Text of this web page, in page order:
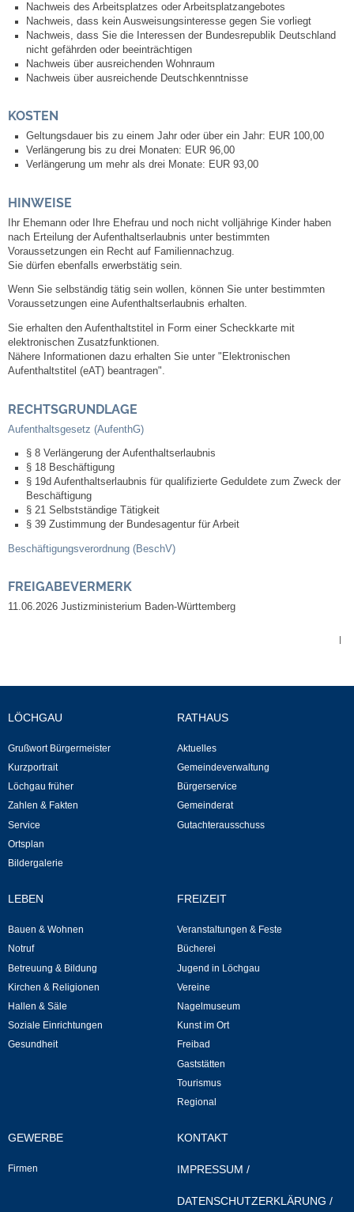
Musikschule
Kirchen & Religionen
Katholische Kirchengemeinde
Neuapostolische Kirche
Gemeindehalle
Sporthalle Greuth
Schulturnhalle
Hallen- und Raumreservierung
Soziale Einrichtungen
Gesundheit
Freizeit
Veranstaltungen & Feste
Hasenropferfest
Skating-/Streetballanlage
Selbsteintrag
Nagelmuseum
Kunst im Ort
Gaststätten
Tourismus
Nachweis des Arbeitsplatzes oder Arbeitsplatzangebotes
Nachweis, dass kein Ausweisungsinteresse gegen Sie vorliegt
Nachweis, dass Sie die Interessen der Bundesrepublik Deutschland
nicht gefährden oder beeinträchtigen
Nachweis über ausreichenden Wohnraum
Nachweis über ausreichende Deutschkenntnisse
KOSTEN
Geltungsdauer bis zu einem Jahr oder über ein Jahr: EUR 100,00
Verlängerung bis zu drei Monaten: EUR 96,00
Verlängerung um mehr als drei Monate: EUR 93,00
HINWEISE
Ihr Ehemann oder Ihre Ehefrau und noch nicht volljährige Kinder haben
nach Erteilung der Aufenthaltserlaubnis unter bestimmten
Voraussetzungen ein Recht auf Familiennachzug.
Sie dürfen ebenfalls erwerbstätig sein.
Wenn Sie selbständig tätig sein wollen, können Sie unter bestimmten
Voraussetzungen eine Aufenthaltserlaubnis erhalten.
Sie erhalten den Aufenthaltstitel in Form einer Scheckkarte mit
elektronischen Zusatzfunktionen.
Nähere Informationen dazu erhalten Sie unter "Elektronischen
Aufenthaltstitel (eAT) beantragen".
RECHTSGRUNDLAGE
Aufenthaltsgesetz (AufenthG)
§ 8 Verlängerung der Aufenthaltserlaubnis
§ 18 Beschäftigung
§ 19d Aufenthaltserlaubnis für qualifizierte Geduldete zum Zweck der
Beschäftigung
§ 21 Selbstständige Tätigkeit
§ 39 Zustimmung der Bundesagentur für Arbeit
Beschäftigungsverordnung (BeschV)
FREIGABEVERMERK
11.06.2026 Justizministerium Baden-Württemberg
|
LÖCHGAU
Grußwort Bürgermeister
Kurzportrait
Löchgau früher
Zahlen & Fakten
Service
Ortsplan
Bildergalerie
RATHAUS
Aktuelles
Gemeindeverwaltung
Bürgerservice
Gemeinderat
Gutachterausschuss
LEBEN
Bauen & Wohnen
Notruf
Betreuung & Bildung
Kirchen & Religionen
Hallen & Säle
Soziale Einrichtungen
Gesundheit
FREIZEIT
Veranstaltungen & Feste
Bücherei
Jugend in Löchgau
Vereine
Nagelmuseum
Kunst im Ort
Freibad
Gaststätten
Tourismus
Regional
GEWERBE
Firmen
KONTAKT
IMPRESSUM /
DATENSCHUTZERKLÄRUNG /